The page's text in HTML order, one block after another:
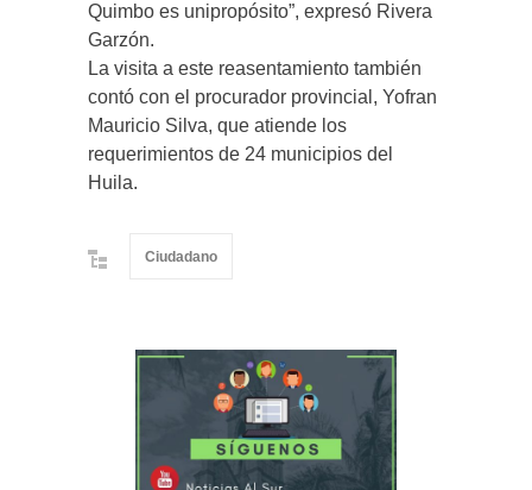
Quimbo es unipropósito”, expresó Rivera
Garzón.
La visita a este reasentamiento también
contó con el procurador provincial, Yofran
Mauricio Silva, que atiende los
requerimientos de 24 municipios del
Huila.
Ciudadano